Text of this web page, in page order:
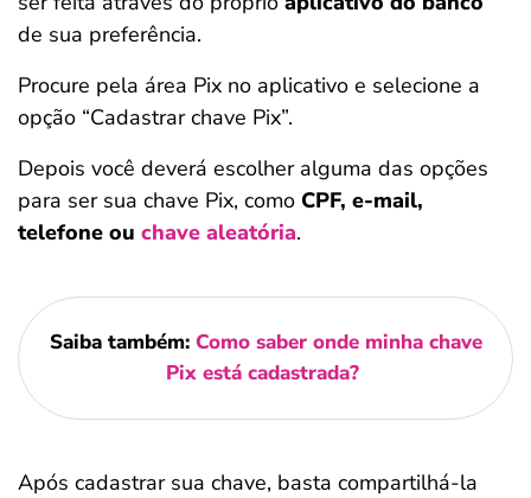
de sua preferência.
Procure pela área Pix no aplicativo e selecione a
opção “Cadastrar chave Pix”.
Depois você deverá escolher alguma das opções
para ser sua chave Pix, como CPF, e-mail,
telefone ou chave aleatória.
Saiba também: Como saber onde minha chave
Pix está cadastrada?
Após cadastrar sua chave, basta compartilhá-la